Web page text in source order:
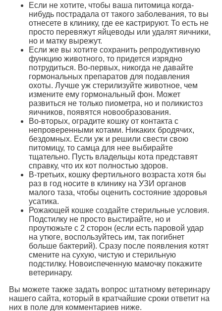
Если не хотите, чтобы ваша питомица когда-
нибудь пострадала от такого заболевания, то вы
отнесете в клинику, где ее кастрируют. То есть не
просто перевяжут яйцеводы или удалят яичники,
но и матку вырежут.
Если же вы хотите сохранить репродуктивную
функцию животного, то придется изрядно
потрудиться. Во-первых, никогда не давайте
гормональных препаратов для подавления
охоты. Лучше уж стерилизуйте животное, чем
измените ему гормональный фон. Может
развиться не только пиометра, но и поликистоз
яичников, появятся новообразования.
Во-вторых, оградите кошку от контакта с
непроверенными котами. Никаких бродячих,
бездомных. Если уж и решили свести свою
питомицу, то самца для нее выбирайте
тщательно. Пусть владельцы кота представят
справку, что их кот полностью здоров.
В-третьих, кошку фертильного возраста хотя бы
раз в год носите в клинику на УЗИ органов
малого таза, чтобы оценить состояние здоровья
усатика.
Рожающей кошке создайте стерильные условия.
Подстилку не просто выстирайте, но и
проутюжьте с 2 сторон (если есть паровой удар
на утюге, воспользуйтесь им, так погибнет
больше бактерий). Сразу после появления котят
смените на сухую, чистую и стерильную
подстилку. Новоиспеченную мамочку покажите
ветеринару.
Вы можете также задать вопрос штатному ветеринару
нашего сайта, который в кратчайшие сроки ответит на
них в поле для комментариев ниже.